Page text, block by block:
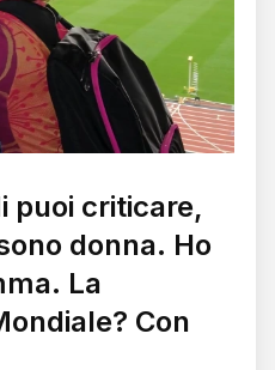
puoi criticare,
donna. Ho
La
Con